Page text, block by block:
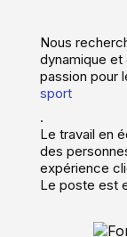
Nous
dynamique
passion pour
sport
.
Le travail en
des
expérience
Le poste est